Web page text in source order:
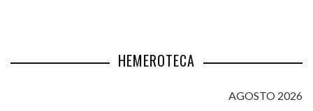
HEMEROTECA
AGOSTO 2026